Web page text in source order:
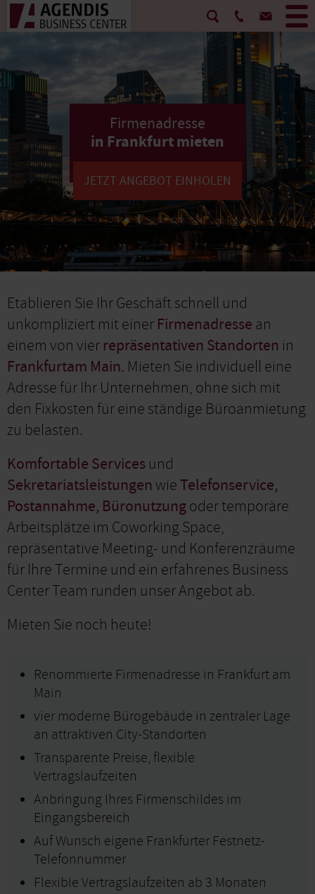
Firmenadresse
in Frankfurt mieten
JETZT ANGEBOT EINHOLEN
Etablieren Sie Ihr Geschäft schnell und
unkompliziert mit einer Firmenadresse an
einem von vier repräsentativen Standorten in
Frankfurtam Main. Mieten Sie individuell eine
Adresse für Ihr Unternehmen, ohne sich mit
den Fixkosten für eine ständige Büroanmietung
zu belasten.
Komfortable Services und
Sekretariatsleistungen wieTelefonservice,
Postannahme, Büronutzungoder temporäre
Arbeitsplätze im Coworking Space,
repräsentative Meeting- und Konferenzräume
für Ihre Termine und ein erfahrenes Business
Center Team runden unser Angebot ab.
Mieten Sie noch heute!
Renommierte Firmenadresse in Frankfurt am
Main
vier moderne Bürogebäude in zentraler Lage
an attraktiven City-Standorten
Transparente Preise, flexible
Vertragslaufzeiten
Anbringung Ihres Firmenschildes im
Eingangsbereich
Auf Wunsch eigene Frankfurter Festnetz-
Telefonnummer
Flexible Vertragslaufzeiten ab 3 Monaten